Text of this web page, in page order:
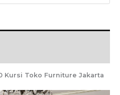
Kursi Toko Furniture Jakarta